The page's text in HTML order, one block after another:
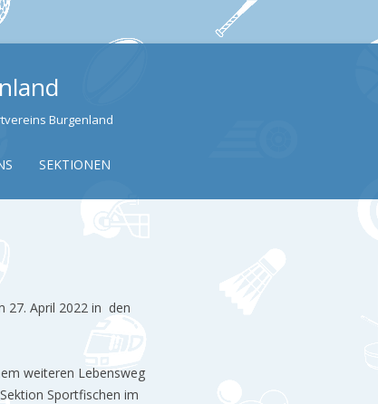
Burgenland
SEKTIONEN
27. April 2022 in den
weiteren Lebensweg
Sportfischen im